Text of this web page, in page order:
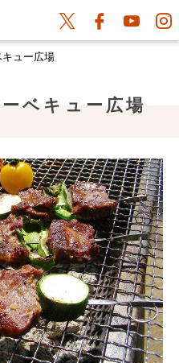
ュー広場
ベキュー広場